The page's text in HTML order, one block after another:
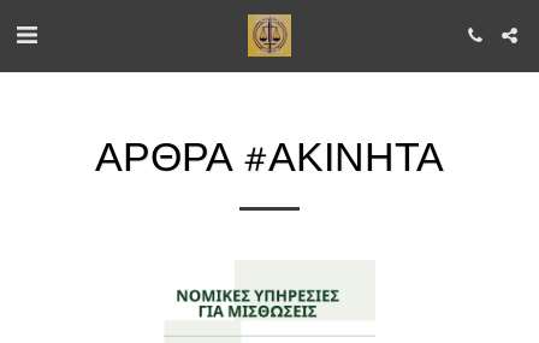
ΆΡΘΡΑ #ΑΚΙΝΗΤΑ